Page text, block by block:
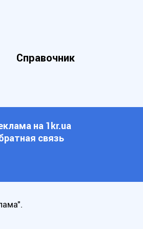
Справочник
на 1kr.ua
связь